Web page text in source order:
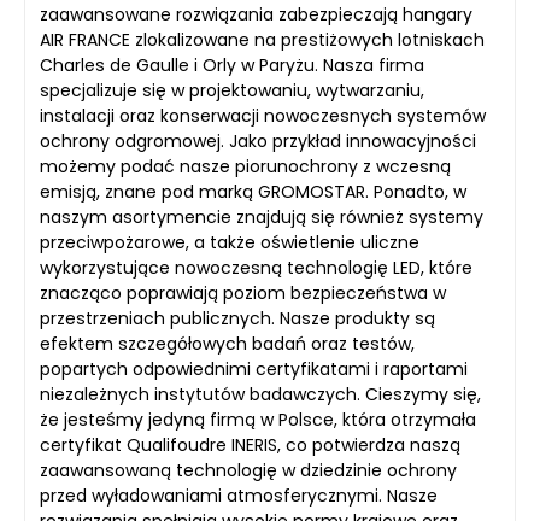
zaawansowane rozwiązania zabezpieczają hangary
AIR FRANCE zlokalizowane na prestiżowych lotniskach
Charles de Gaulle i Orly w Paryżu. Nasza firma
specjalizuje się w projektowaniu, wytwarzaniu,
instalacji oraz konserwacji nowoczesnych systemów
ochrony odgromowej. Jako przykład innowacyjności
możemy podać nasze piorunochrony z wczesną
emisją, znane pod marką GROMOSTAR. Ponadto, w
naszym asortymencie znajdują się również systemy
przeciwpożarowe, a także oświetlenie uliczne
wykorzystujące nowoczesną technologię LED, które
znacząco poprawiają poziom bezpieczeństwa w
przestrzeniach publicznych. Nasze produkty są
efektem szczegółowych badań oraz testów,
popartych odpowiednimi certyfikatami i raportami
niezależnych instytutów badawczych. Cieszymy się,
że jesteśmy jedyną firmą w Polsce, która otrzymała
certyfikat Qualifoudre INERIS, co potwierdza naszą
zaawansowaną technologię w dziedzinie ochrony
przed wyładowaniami atmosferycznymi. Nasze